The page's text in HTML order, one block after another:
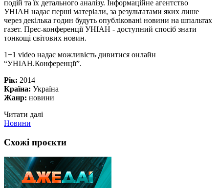
подій та їх детального аналізу. Інформаційне агентство
УНІАН надає перші матеріали, за результатами яких лише
через декілька годин будуть опубліковані новини на шпальтах
газет. Прес-конференції УНІАН - доступний спосіб знати
тонкощі світових новин.
1+1 video надає можливість дивитися онлайн
“УНІАН.Конференції”.
Рік: 2014
Країна: Україна
Жанр: новини
Читати далі
Новини
Схожі проєкти